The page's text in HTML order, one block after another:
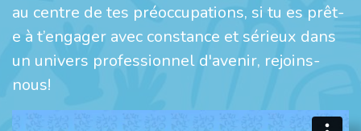
au centre de tes préoccupations, si tu es prêt-
e à t’engager avec constance et sérieux dans
un univers professionnel d'avenir, rejoins-
nous!